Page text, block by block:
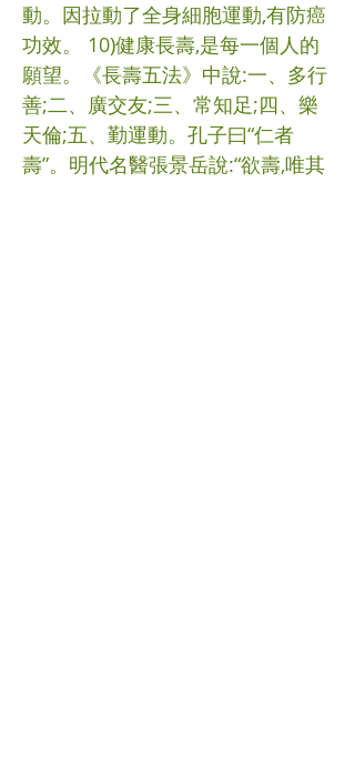
動。因拉動了全身細胞運動,有防癌
功效。 10)健康長壽,是每一個人的
願望。《長壽五法》中說:一、多行
善;二、廣交友;三、常知足;四、樂
天倫;五、勤運動。孔子曰“仁者
壽”。明代名醫張景岳說:“欲壽,唯其